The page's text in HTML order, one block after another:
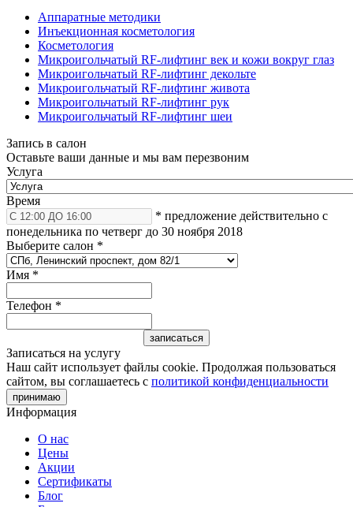
Аппаратные методики
Инъекционная косметология
Косметология
Микроигольчатый RF-лифтинг век и кожи вокруг глаз
Микроигольчатый RF-лифтинг декольте
Микроигольчатый RF-лифтинг живота
Микроигольчатый RF-лифтинг рук
Микроигольчатый RF-лифтинг шеи
Запись в салон
Оставьте ваши данные и мы вам перезвоним
Услуга
Время
* предложение действительно с
понедельника по четверг до 30 ноября 2018
Выберите салон *
Имя *
Телефон *
Записаться на услугу
Наш сайт использует файлы cookie. Продолжая пользоваться
сайтом, вы соглашаетесь с политикой конфиденциальности
принимаю
Информация
О нас
Цены
Акции
Сертификаты
Блог